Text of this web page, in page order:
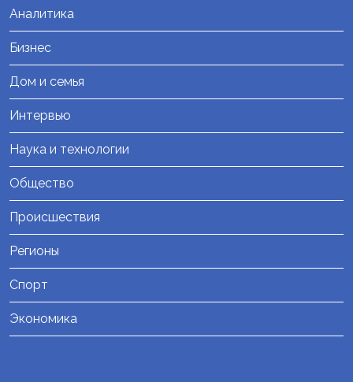
Аналитика
Бизнес
Дом и семья
Интервью
Наука и технологии
Общество
Происшествия
Регионы
Спорт
Экономика